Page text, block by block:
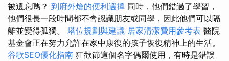
被遺忘嗎？ 到府外燴的便利選擇 同時，他們錯過了學習，
他們很長一段時間都不會認識朋友或同學，因此他們可以隔
離並變得孤獨。 塔位規劃與建議 居家清潔費用參考表 醫院
基金會正在努力允許在家中康復的孩子恢復精神上的生活。
谷歌SEO優化指南 狂歡節這個名字偶爾使用，有時是錯誤